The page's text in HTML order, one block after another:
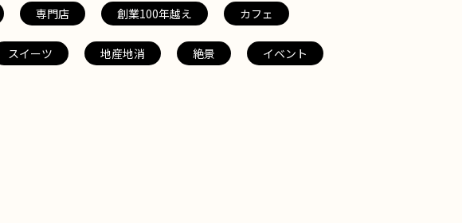
専門店 創業100年越え カフェ
スイーツ 地産地消 絶景 イベント